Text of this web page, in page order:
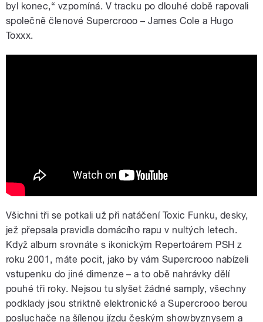
byl konec,“ vzpomíná. V tracku po dlouhé době rapovali
společně členové Supercrooo – James Cole a Hugo
Toxxx.
Všichni tři se potkali už při natáčení Toxic Funku, desky,
jež přepsala pravidla domácího rapu v nultých letech.
Když album srovnáte s ikonickým Repertoárem PSH z
roku 2001, máte pocit, jako by vám Supercrooo nabízeli
vstupenku do jiné dimenze – a to obě nahrávky dělí
pouhé tři roky. Nejsou tu slyšet žádné samply, všechny
podklady jsou striktně elektronické a Supercrooo berou
posluchače na šílenou jízdu českým showbyznysem a